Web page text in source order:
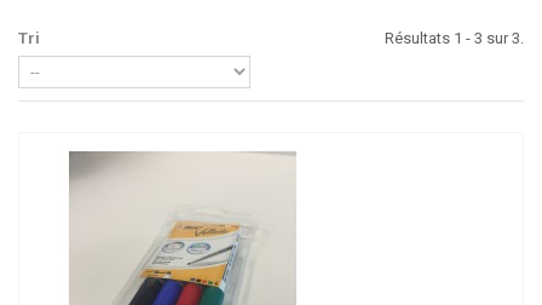
Tri Résultats 1 - 3 sur 3.